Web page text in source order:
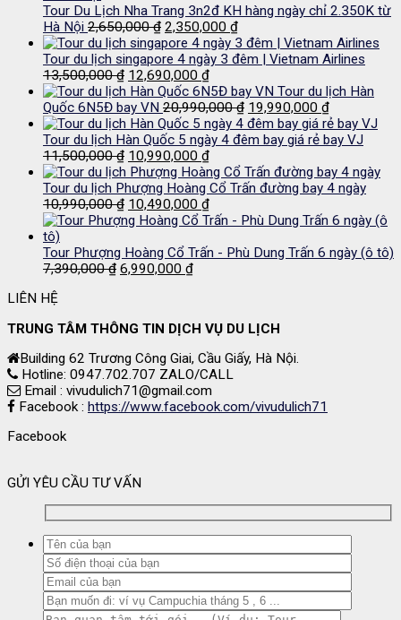
1,250,000 ₫.là:
1,150,000 ₫.
Tour Du Lịch Nha Trang 3n2đ KH hàng ngày chỉ 2.350K từ
Hà Nội 2,650,000₫ Giá
gốc
là:
2,650,000 ₫.
2,350,000 ₫Giá
hiện
tại
2,350,000 ₫.
Tour du lịch singapore 4 ngày 3 đêm | Vietnam Airlines
13,500,000₫ Giá
gốc
là:
13,500,000 ₫.
12,690,000 ₫Giá
hiện
tại
là:
12,690,000 ₫.
Tour du lịch Hàn
Quốc 6N5Đ bay VN 20,990,000₫ Giá
gốc
là:
19,990,000 ₫Giá
hiện
tại
19,990,000
Tour du lịch Hàn Quốc 5 ngày 4 đêm bay giá rẻ bay VJ
11,500,000₫ Giá
gốc
là:
11,500,000 ₫.
10,990,000 ₫Giá
hiện
tại
là:
10,990,000 ₫.
Tour du lịch Phượng Hoàng Cổ Trấn đường bay 4 ngày
10,990,000₫ Giá
gốc
10,990,000 ₫.
10,490,000 ₫Giá
hiện
là:
Tour Phượng Hoàng Cổ Trấn - Phù Dung Trấn 6 ngày (ô tô)
7,390,000₫ Giá
6,990,000 ₫Giá
6,990,000 ₫.
LIÊN HỆ
TRUNG TÂM THÔNG TIN DỊCH VỤ DU LỊCH
Building 62 Trương Công Giai, Cầu Giấy, Hà Nội.
Hotline: 0947.702.707 ZALO/CALL
Email : vivudulich71@gmail.com
Facebook : https://www.facebook.com/vivudulich71
Facebook
GỬI YÊU CẦU TƯ VẤN